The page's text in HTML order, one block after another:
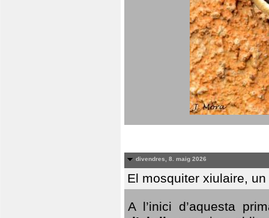
divendres, 8. maig 2026
El mosquiter xiulaire,
A l’inici d’aquesta